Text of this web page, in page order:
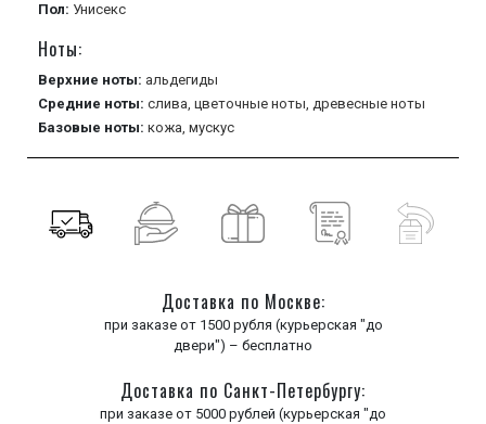
Пол: Унисекс
Ноты:
Верхние ноты: альдегиды
Средние ноты: слива, цветочные ноты, древесные ноты
Базовые ноты: кожа, мускус
Доставка по Москве:
при заказе от 1500 рубля (курьерская "до
двери") – бесплатно
Доставка по Санкт-Петербургу:
при заказе от 5000 рублей (курьерская "до